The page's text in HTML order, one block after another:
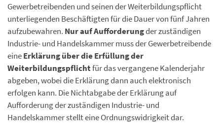
Gewerbetreibenden und seinen der Weiterbildungspflicht
unterliegenden Beschäftigten für die Dauer von fünf Jahren
aufzubewahren. Nur auf Aufforderungder zuständigen
Industrie- und Handelskammer muss der Gewerbetreibende
eineErklärung über die Erfüllung der
Weiterbildungspflichtfür das vergangene Kalenderjahr
abgeben, wobei die Erklärung dann auch elektronisch
erfolgen kann. Die Nichtabgabe der Erklärung auf
Aufforderung der zuständigen Industrie- und
Handelskammer stellt eine Ordnungswidrigkeit dar.